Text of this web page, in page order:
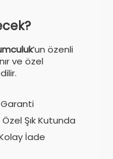
’un özenli
ve özel
Garanti
Özel Şık Kutunda
İade